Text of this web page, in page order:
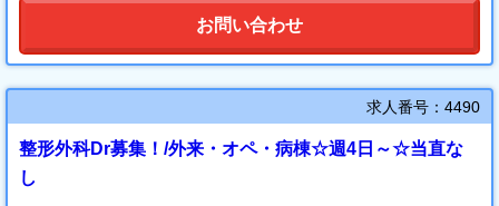
お問い合わせ
求人番号：4490
整形外科Dr募集！/外来・オペ・病棟☆週4日～☆当直な
し